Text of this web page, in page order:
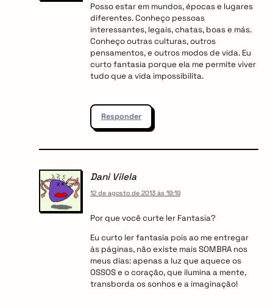
Posso estar em mundos, épocas e lugares
diferentes. Conheço pessoas
interessantes, legais, chatas, boas e más.
Conheço outras culturas, outros
pensamentos, e outros modos de vida. Eu
curto fantasia porque ela me permite viver
tudo que a vida impossibilita.
Responder
Dani Vilela
12 de agosto de 2013 às 19:19
Por que você curte ler Fantasia?
Eu curto ler fantasia pois ao me entregar
às páginas, não existe mais SOMBRA nos
meus dias: apenas a luz que aquece os
OSSOS e o coração, que ilumina a mente,
transborda os sonhos e a imaginação!